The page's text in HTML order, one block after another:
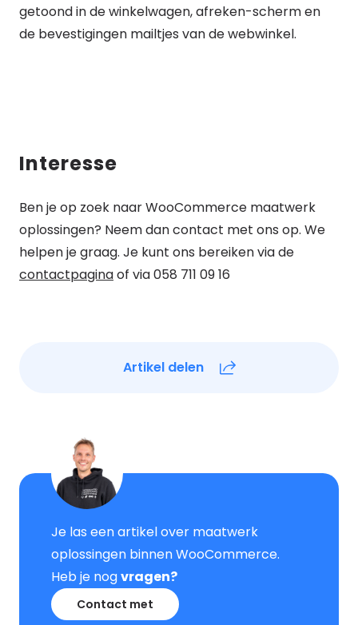
getoond in de winkelwagen, afreken-scherm en
de bevestigingen mailtjes van de webwinkel.
Interesse
Ben je op zoek naar WooCommerce maatwerk
oplossingen? Neem dan contact met ons op. We
helpen je graag. Je kunt ons bereiken via de
contactpaginaof via 058 711 09 16
Artikel delen
Je las een artikel over maatwerk
oplossingen binnen WooCommerce.
Heb je nogvragen?
Contact met